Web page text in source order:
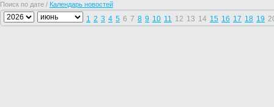
Поиск по дате / Календарь новостей
1 2 3 4 5 6 7 8 9 10 11 12 13 14 15 16 17 18 19